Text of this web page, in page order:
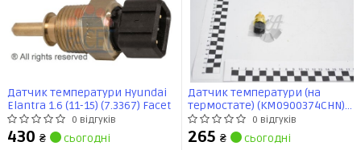
Датчик температури Hyundai
Elantra 1.6 (11-15) (7.3367) Facet
0 відгуків
430 ₴ сьогодні
Датчик температури (на
термостате) (KM0900374CHN)
Accent(00-)/Elantra(00-)/
(39220-38030) KAP
0 відгуків
265 ₴ сьогодні